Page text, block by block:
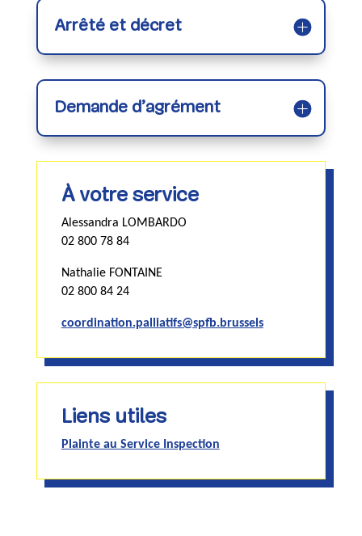
Arrêté et décret
Demande d’agrément
À votre service
Alessandra LOMBARDO
02 800 78 84
Nathalie FONTAINE
02 800 84 24
coordination.palliatifs@spfb.brussels
Liens utiles
Plainte au Service Inspection